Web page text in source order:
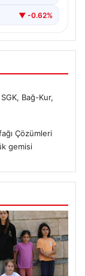
▼ -0.62%
Bağ-Kur,
Çözümleri
gemisi